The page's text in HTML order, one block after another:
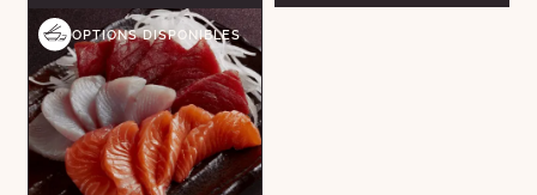
OPTIONS DISPONIBLES